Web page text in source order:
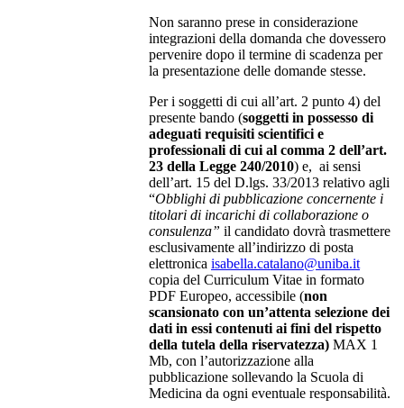
Non saranno prese in considerazione
integrazioni della domanda che dovessero
pervenire dopo il termine di scadenza per
la presentazione delle domande stesse.
Per i soggetti di cui all’art. 2 punto 4) del
presente bando (soggetti in possesso di
adeguati requisiti scientifici e
professionali di cui al comma 2 dell’art.
23 della Legge 240/2010) e, ai sensi
dell’art. 15 del D.lgs. 33/2013 relativo agli
“Obblighi di pubblicazione concernente i
titolari di incarichi di collaborazione o
consulenza” il candidato dovrà trasmettere
esclusivamente all’indirizzo di posta
elettronica isabella.catalano@uniba.it
copia del Curriculum Vitae in formato
PDF Europeo, accessibile (non
scansionato con un’attenta selezione dei
dati in essi contenuti ai fini del rispetto
della tutela della riservatezza) MAX 1
Mb, con l’autorizzazione alla
pubblicazione sollevando la Scuola di
Medicina da ogni eventuale responsabilità.